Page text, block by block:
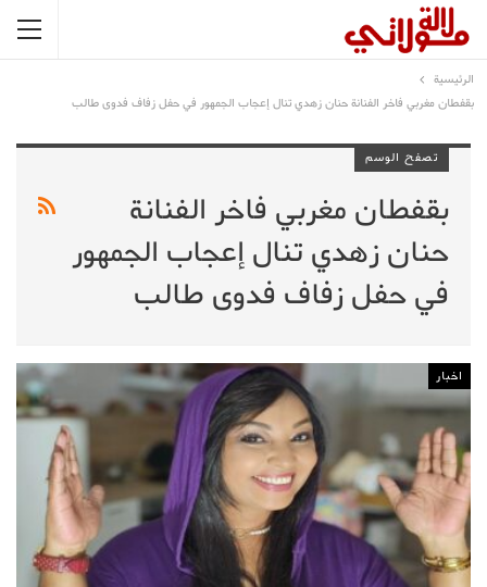
الرئيسية
بقفطان مغربي فاخر الفنانة حنان زهدي تنال إعجاب الجمهور في حفل زفاف فدوى طالب
تصفح الوسم
بقفطان مغربي فاخر الفنانة
حنان زهدي تنال إعجاب الجمهور
في حفل زفاف فدوى طالب
اخبار